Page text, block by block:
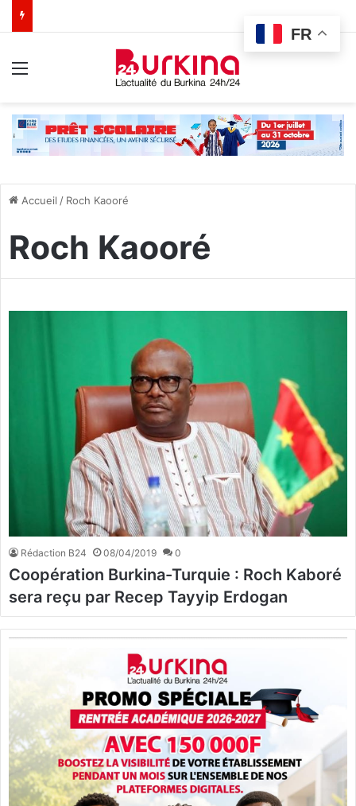
Accueil / Roch Kaooré
Roch Kaooré
Rédaction B24 08/04/2019 0
Coopération Burkina-Turquie : Roch Kaboré
sera reçu par Recep Tayyip Erdogan
FR